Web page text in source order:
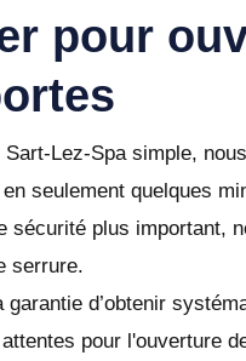
pour
Sart-Lez-Spa simple,
seulement quelques
plus important,
serrure.
d’obtenir
pour l'ouverture